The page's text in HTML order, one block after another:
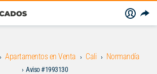
Apartamentos en Venta Cali Normandía
Aviso #1993130